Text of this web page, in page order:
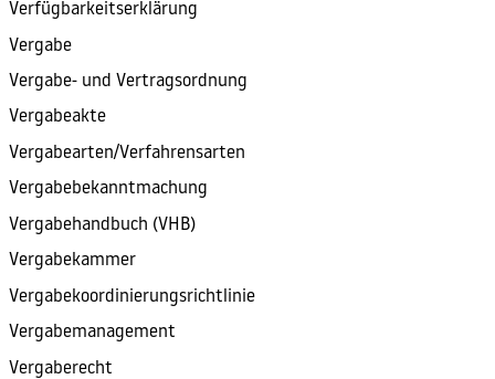
Verfügbarkeitserklärung
Vergabe
Vergabe- und Vertragsordnung
Vergabeakte
Vergabearten/Verfahrensarten
Vergabebekanntmachung
Vergabehandbuch (VHB)
Vergabekammer
Vergabekoordinierungsrichtlinie
Vergabemanagement
Vergaberecht